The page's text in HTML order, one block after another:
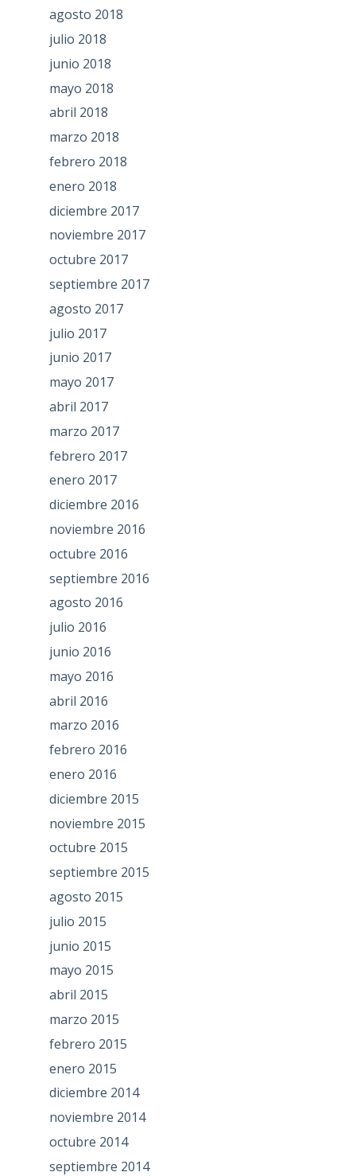
agosto 2018
julio 2018
junio 2018
mayo 2018
abril 2018
marzo 2018
febrero 2018
enero 2018
diciembre 2017
noviembre 2017
octubre 2017
septiembre 2017
agosto 2017
julio 2017
junio 2017
mayo 2017
abril 2017
marzo 2017
febrero 2017
enero 2017
diciembre 2016
noviembre 2016
octubre 2016
septiembre 2016
agosto 2016
julio 2016
junio 2016
mayo 2016
abril 2016
marzo 2016
febrero 2016
enero 2016
diciembre 2015
noviembre 2015
octubre 2015
septiembre 2015
agosto 2015
julio 2015
junio 2015
mayo 2015
abril 2015
marzo 2015
febrero 2015
enero 2015
diciembre 2014
noviembre 2014
octubre 2014
septiembre 2014